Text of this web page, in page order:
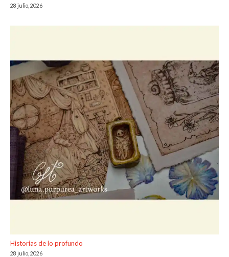
28 julio, 2026
Historias de lo profundo
28 julio, 2026